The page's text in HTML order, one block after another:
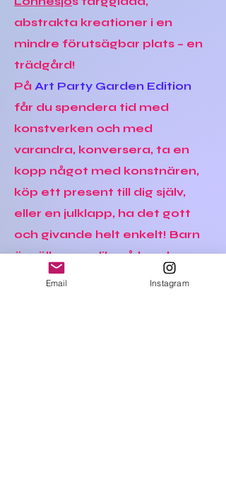
abstrakta kreationer i en
mindre förutsägbar plats – en
trädgård!
På Art Party Garden Edition
får du spendera tid med
konstverken och med
varandra, konversera, ta en
kopp något med konstnären,
köp ett present till dig själv,
eller en julklapp, ha det gott
och givande helt enkelt! Barn
är välkomna, likaså hundar.
Email Instagram